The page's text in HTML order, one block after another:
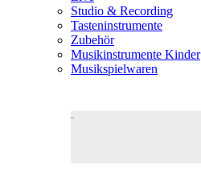
Studio & Recording
Tasteninstrumente
Zubehör
Musikinstrumente Kinder
Musikspielwaren